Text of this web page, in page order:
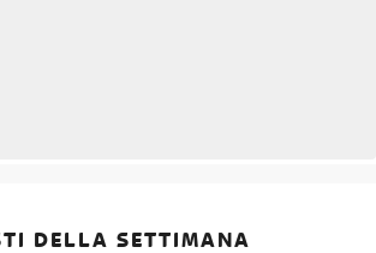
DELLA SETTIMANA